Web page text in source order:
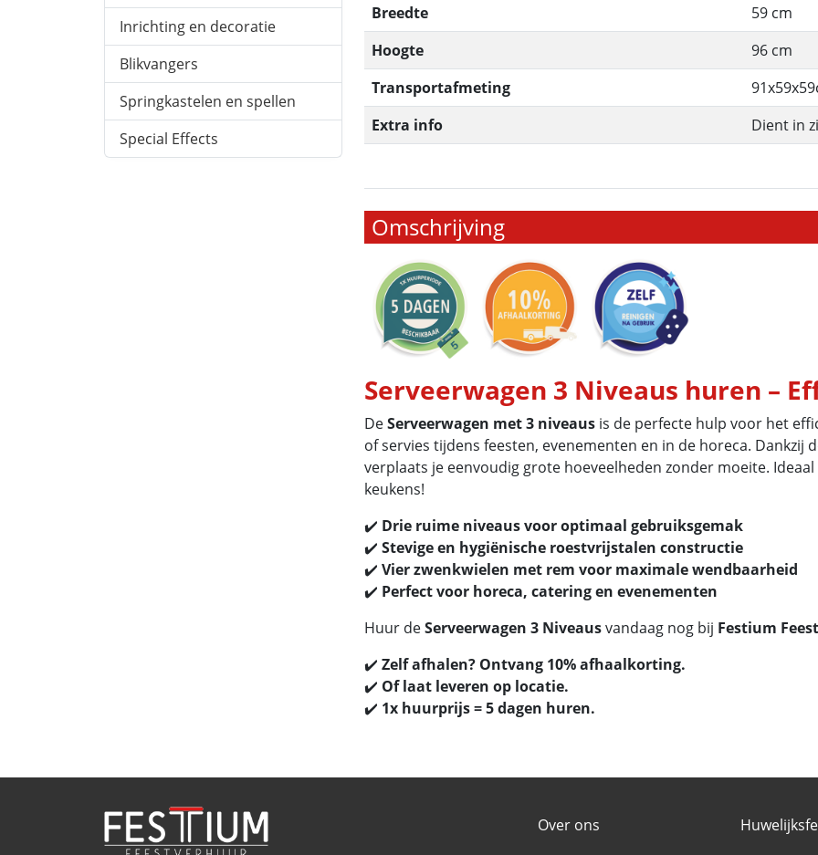
Inrichting en decoratie
Blikvangers
Springkastelen en spellen
Special Effects
Breedte
59 cm
Hoogte
96 cm
Transportafmeting
Extra info
Dient in
Omschrijving
Serveerwagen 3 Niveaus huren –
DeServeerwagen met 3 niveaus is de perfecte hulp voor het
of servies tijdens feesten, evenementen en in de horeca. Dankzij
verplaats je eenvoudig grote hoeveelheden zonder moeite.
keukens!
✔️ Drie ruime niveaus voor optimaal gebruiksgemak
✔️ Stevige en hygiënische roestvrijstalen constructie
✔️ Vier zwenkwielen met rem voor maximale wendbaarheid
✔️ Perfect voor horeca, catering en evenementen
Huur deServeerwagen 3 Niveausvandaag nog bij Festium
✔️ Zelf afhalen? Ontvang 10% afhaalkorting.
✔️ Of laat leveren op locatie.
✔️ 1x huurprijs = 5 dagen huren.
Over ons